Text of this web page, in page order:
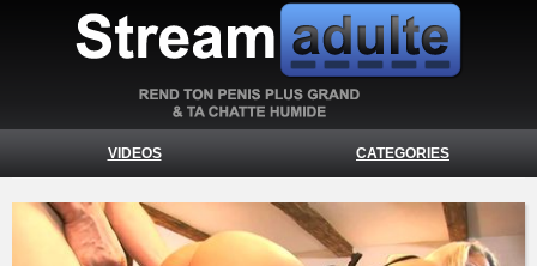
VIDEOS CATEGORIES